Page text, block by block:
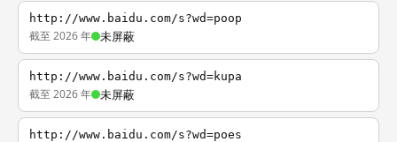
http://www.baidu.com/s?wd=poop
截至 2026 年 未屏蔽
http://www.baidu.com/s?wd=kupa
截至 2026 年 未屏蔽
http://www.baidu.com/s?wd=poes